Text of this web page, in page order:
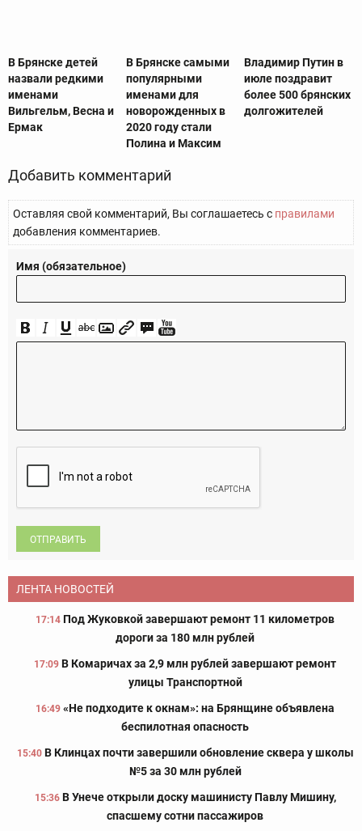
В Брянске детей
назвали редкими
именами
Вильгельм, Весна и
Ермак
В Брянске самыми
популярными
именами для
новорожденных в
2020 году стали
Полина и Максим
Владимир Путин в
июле поздравит
более 500 брянских
долгожителей
Добавить комментарий
Оставляя свой комментарий, Вы соглашаетесь с правилами
добавления комментариев.
Имя (обязательное)
ОТПРАВИТЬ
ЛЕНТА НОВОСТЕЙ
17:14 Под Жуковкой завершают ремонт 11 километров
дороги за 180 млн рублей
17:09 В Комаричах за 2,9 млн рублей завершают ремонт
улицы Транспортной
16:49 «Не подходите к окнам»: на Брянщине объявлена
беспилотная опасность
15:40 В Клинцах почти завершили обновление сквера у школы
№5 за 30 млн рублей
15:36 В Унече открыли доску машинисту Павлу Мишину,
спасшему сотни пассажиров